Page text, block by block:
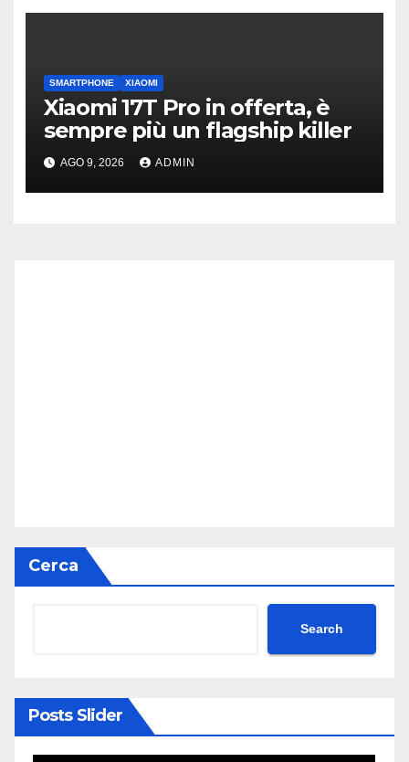
SMARTPHONE XIAOMI
Xiaomi 17T Pro in offerta, è
sempre più un flagship killer
AGO 9, 2026 ADMIN
Cerca
Search
Posts Slider